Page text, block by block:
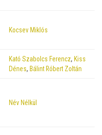
Kocsev Miklós
Kató Szabolcs Ferencz, Kiss
Dénes, Bálint Róbert Zoltán
Név Nélkül